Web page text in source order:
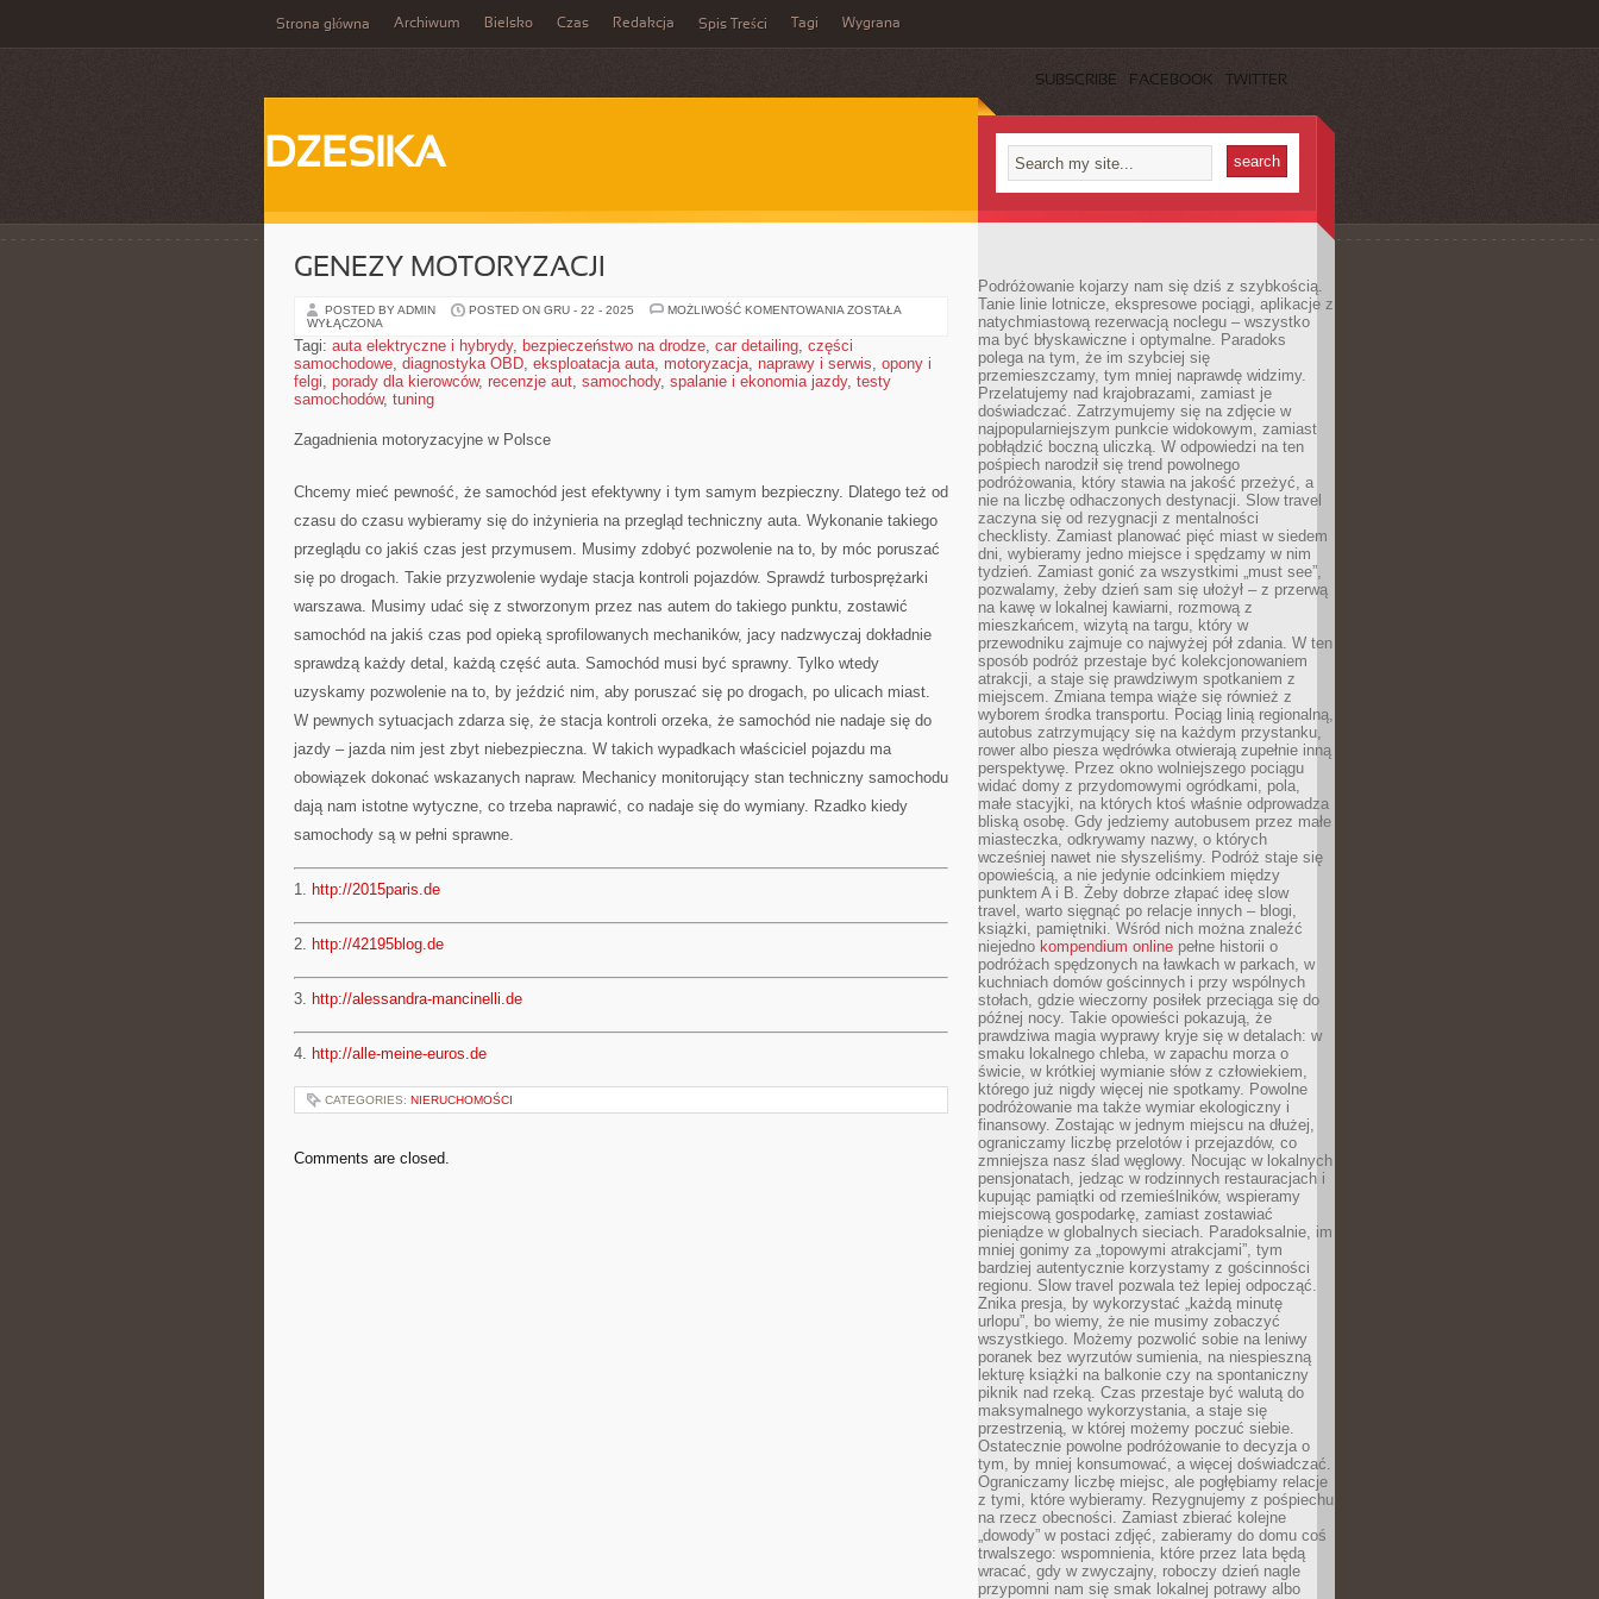
Strona główna Archiwum Bielsko Czas Redakcja Spis Treści Tagi Wygrana
SUBSCRIBE FACEBOOK TWITTER
DZESIKA
GENEZY MOTORYZACJI
POSTED BY ADMIN POSTED ON GRU - 22 - 2025 MOŻLIWOŚĆ KOMENTOWANIA GENEZY
ZOSTAŁA
WYŁĄCZONA
Tagi: auta elektryczne i hybrydy, bezpieczeństwo na drodze, car detailing, części
samochodowe, diagnostyka OBD, eksploatacja auta, motoryzacja, naprawy i serwis, opony i
felgi, porady dla kierowców, recenzje aut, samochody, spalanie i ekonomia jazdy, testy
samochodów, tuning
Zagadnienia motoryzacyjne w Polsce
Chcemy mieć pewność, że samochód jest efektywny i tym samym bezpieczny. Dlatego też od
czasu do czasu wybieramy się do inżynieria na przegląd techniczny auta. Wykonanie takiego
przeglądu co jakiś czas jest przymusem. Musimy zdobyć pozwolenie na to, by móc poruszać
się po drogach. Takie przyzwolenie wydaje stacja kontroli pojazdów. Sprawdź turbosprężarki
warszawa. Musimy udać się z stworzonym przez nas autem do takiego punktu, zostawić
samochód na jakiś czas pod opieką sprofilowanych mechaników, jacy nadzwyczaj dokładnie
sprawdzą każdy detal, każdą część auta. Samochód musi być sprawny. Tylko wtedy
uzyskamy pozwolenie na to, by jeździć nim, aby poruszać się po drogach, po ulicach miast.
W pewnych sytuacjach zdarza się, że stacja kontroli orzeka, że samochód nie nadaje się do
jazdy – jazda nim jest zbyt niebezpieczna. W takich wypadkach właściciel pojazdu ma
obowiązek dokonać wskazanych napraw. Mechanicy monitorujący stan techniczny samochodu
dają nam istotne wytyczne, co trzeba naprawić, co nadaje się do wymiany. Rzadko kiedy
samochody są w pełni sprawne.
1. http://2015paris.de
2. http://42195blog.de
3. http://alessandra-mancinelli.de
4. http://alle-meine-euros.de
CATEGORIES: NIERUCHOMOŚCI
Comments are closed.
Podróżowanie kojarzy nam się dziś z szybkością.
Tanie linie lotnicze, ekspresowe pociągi, aplikacje z
natychmiastową rezerwacją noclegu – wszystko
ma być błyskawiczne i optymalne. Paradoks
polega na tym, że im szybciej się
przemieszczamy, tym mniej naprawdę widzimy.
Przelatujemy nad krajobrazami, zamiast je
doświadczać. Zatrzymujemy się na zdjęcie w
najpopularniejszym punkcie widokowym, zamiast
pobłądzić boczną uliczką. W odpowiedzi na ten
pośpiech narodził się trend powolnego
podróżowania, który stawia na jakość przeżyć, a
nie na liczbę odhaczonych destynacji. Slow travel
zaczyna się od rezygnacji z mentalności
checklisty. Zamiast planować pięć miast w siedem
dni, wybieramy jedno miejsce i spędzamy w nim
tydzień. Zamiast gonić za wszystkimi „must see”,
pozwalamy, żeby dzień sam się ułożył – z przerwą
na kawę w lokalnej kawiarni, rozmową z
mieszkańcem, wizytą na targu, który w
przewodniku zajmuje co najwyżej pół zdania. W ten
sposób podróż przestaje być kolekcjonowaniem
atrakcji, a staje się prawdziwym spotkaniem z
miejscem. Zmiana tempa wiąże się również z
wyborem środka transportu. Pociąg linią regionalną,
autobus zatrzymujący się na każdym przystanku,
rower albo piesza wędrówka otwierają zupełnie inną
perspektywę. Przez okno wolniejszego pociągu
widać domy z przydomowymi ogródkami, pola,
małe stacyjki, na których ktoś właśnie odprowadza
bliską osobę. Gdy jedziemy autobusem przez małe
miasteczka, odkrywamy nazwy, o których
wcześniej nawet nie słyszeliśmy. Podróż staje się
opowieścią, a nie jedynie odcinkiem między
punktem A i B. Żeby dobrze złapać ideę slow
travel, warto sięgnąć po relacje innych – blogi,
książki, pamiętniki. Wśród nich można znaleźć
niejedno kompendium online pełne historii o
podróżach spędzonych na ławkach w parkach, w
kuchniach domów gościnnych i przy wspólnych
stołach, gdzie wieczorny posiłek przeciąga się do
późnej nocy. Takie opowieści pokazują, że
prawdziwa magia wyprawy kryje się w detalach: w
smaku lokalnego chleba, w zapachu morza o
świcie, w krótkiej wymianie słów z człowiekiem,
którego już nigdy więcej nie spotkamy. Powolne
podróżowanie ma także wymiar ekologiczny i
finansowy. Zostając w jednym miejscu na dłużej,
ograniczamy liczbę przelotów i przejazdów, co
zmniejsza nasz ślad węglowy. Nocując w lokalnych
pensjonatach, jedząc w rodzinnych restauracjach i
kupując pamiątki od rzemieślników, wspieramy
miejscową gospodarkę, zamiast zostawiać
pieniądze w globalnych sieciach. Paradoksalnie, im
mniej gonimy za „topowymi atrakcjami”, tym
bardziej autentycznie korzystamy z gościnności
regionu. Slow travel pozwala też lepiej odpocząć.
Znika presja, by wykorzystać „każdą minutę
urlopu”, bo wiemy, że nie musimy zobaczyć
wszystkiego. Możemy pozwolić sobie na leniwy
poranek bez wyrzutów sumienia, na niespieszną
lekturę książki na balkonie czy na spontaniczny
piknik nad rzeką. Czas przestaje być walutą do
maksymalnego wykorzystania, a staje się
przestrzenią, w której możemy poczuć siebie.
Ostatecznie powolne podróżowanie to decyzja o
tym, by mniej konsumować, a więcej doświadczać.
Ograniczamy liczbę miejsc, ale pogłębiamy relacje
z tymi, które wybieramy. Rezygnujemy z pośpiechu
na rzecz obecności. Zamiast zbierać kolejne
„dowody” w postaci zdjęć, zabieramy do domu coś
trwalszego: wspomnienia, które przez lata będą
wracać, gdy w zwyczajny, roboczy dzień nagle
przypomni nam się smak lokalnej potrawy albo